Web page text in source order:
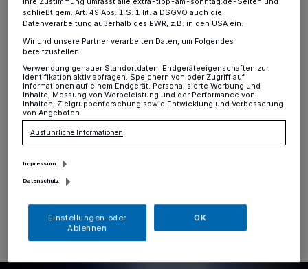
Faustschlag
Uhr) weigerte sich ein junger Mann ohne gültigen
Fahrausweis, aus einer Bahn auszusteigen. Bei der
anschließenden Kontrolle versuchte sich der 23-
Jährige mit einem Kopfstoß und einem Faustschlag in
Richtung der eingesetzten Polizeibeamten der
Personalienfeststellung zu entziehen.
Ihre Zustimmung umfasst alle extra-tipp-am-sonntag.de-Seiten und
schließt gem. Art. 49 Abs. 1 S. 1 lit. a DSGVO auch die
Datenverarbeitung außerhalb des EWR, z.B. in den USA ein.
Wir und unsere Partner verarbeiten Daten, um Folgendes
bereitzustellen:
Verwendung genauer Standortdaten. Endgeräteeigenschaften zur
Identifikation aktiv abfragen. Speichern von oder Zugriff auf
Informationen auf einem Endgerät. Personalisierte Werbung und
Inhalte, Messung von Werbeleistung und der Performance von
Inhalten, Zielgruppenforschung sowie Entwicklung und Verbesserung
von Angeboten.
Ausführliche Informationen
Impressum
Datenschutz
Einstellungen oder
Ablehnen
OK